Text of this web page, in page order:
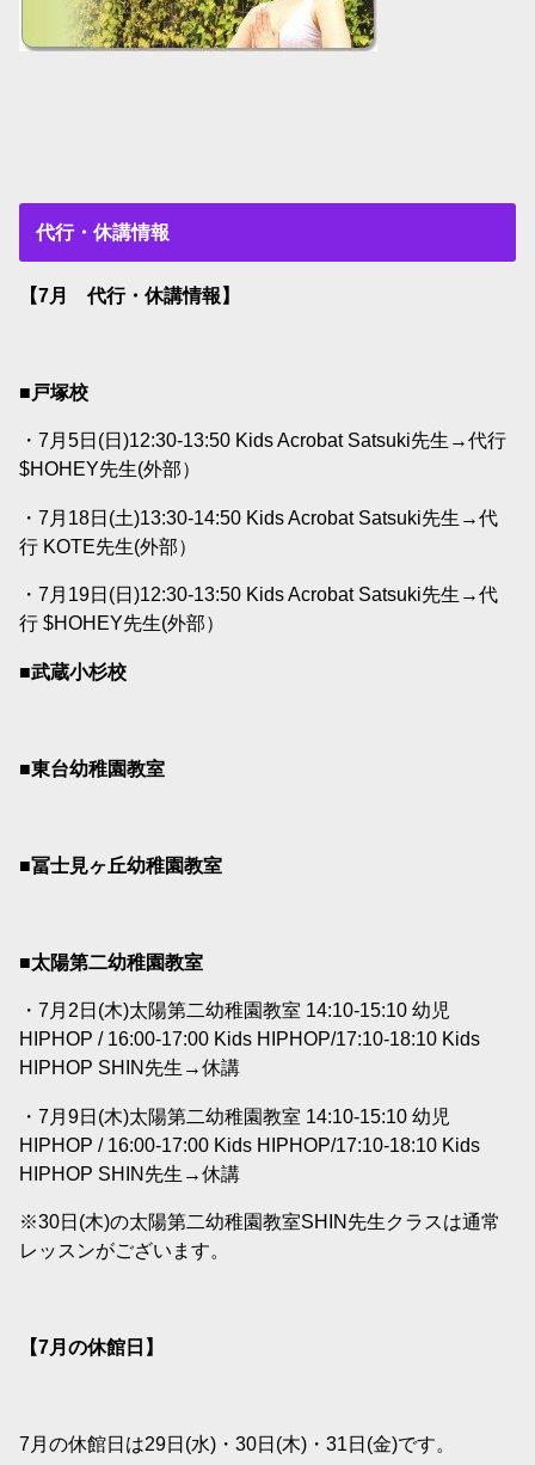
代行・休講情報
【7月 代行・休講情報】
■戸塚校
・7月5日(日)12:30-13:50 Kids Acrobat Satsuki先生→代行
$HOHEY先生(外部）
・7月18日(土)13:30-14:50 Kids Acrobat Satsuki先生→代
行 KOTE先生(外部）
・7月19日(日)12:30-13:50 Kids Acrobat Satsuki先生→代
行 $HOHEY先生(外部）
■武蔵小杉校
■東台幼稚園教室
■冨士見ヶ丘幼稚園教室
■太陽第二幼稚園教室
・7月2日(木)太陽第二幼稚園教室 14:10-15:10 幼児
HIPHOP / 16:00-17:00 Kids HIPHOP/17:10-18:10 Kids
HIPHOP SHIN先生→休講
・7月9日(木)太陽第二幼稚園教室 14:10-15:10 幼児
HIPHOP / 16:00-17:00 Kids HIPHOP/17:10-18:10 Kids
HIPHOP SHIN先生→休講
※30日(木)の太陽第二幼稚園教室SHIN先生クラスは通常
レッスンがございます。
【7月の休館日】
7月の休館日は29日(水)・30日(木)・31日(金)です。